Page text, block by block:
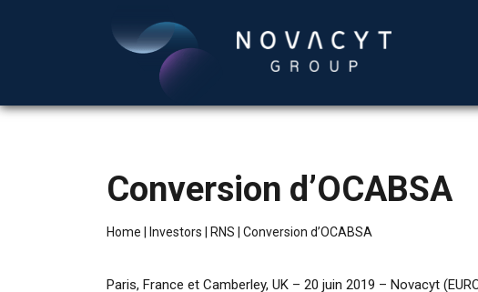
Conversion d’OCABSA
Home Investors RNS Conversion d’OCABSA
Paris, France et Camberley, UK – 20 juin 2019 – Novacyt